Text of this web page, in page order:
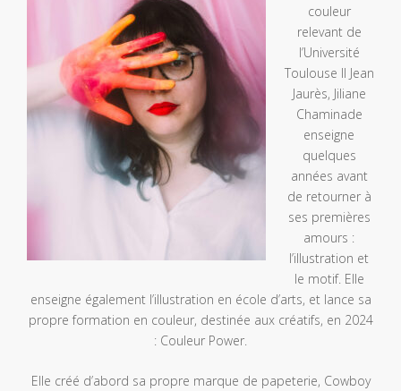
couleur
relevant de
l’Université
Toulouse II Jean
Jaurès, Jiliane
Chaminade
enseigne
quelques
années avant
de retourner à
ses premières
amours :
l’illustration et
le motif. Elle
enseigne également l’illustration en école d’arts, et lance sa
propre formation en couleur, destinée aux créatifs, en 2024
: Couleur Power.
Elle créé d’abord sa propre marque de papeterie, Cowboy